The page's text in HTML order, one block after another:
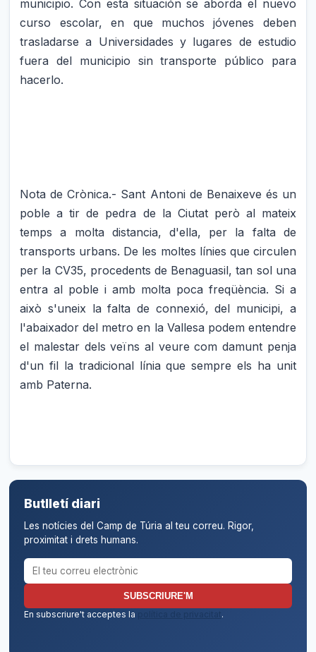
municipio. Con esta situación se aborda el nuevo
curso escolar, en que muchos jóvenes deben
trasladarse a Universidades y lugares de estudio
fuera del municipio sin transporte público para
hacerlo.
Nota de Crònica.- Sant Antoni de Benaixeve és un
poble a tir de pedra de la Ciutat però al mateix
temps a molta distancia, d'ella, per la falta de
transports urbans. De les moltes línies que circulen
per la CV35, procedents de Benaguasil, tan sol una
entra al poble i amb molta poca freqüència. Si a
això s'uneix la falta de connexió, del municipi, a
l'abaixador del metro en la Vallesa podem entendre
el malestar dels veïns al veure com damunt penja
d'un fil la tradicional línia que sempre els ha unit
amb Paterna.
Butlletí diari
Les notícies del Camp de Túria al teu correu. Rigor,
proximitat i drets humans.
Correu electrònic per al butlletí
SUBSCRIURE'M
En subscriure't acceptes la
política de privacitat.